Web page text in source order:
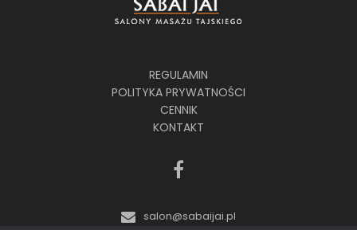
REGULAMIN
POLITYKA PRYWATNOŚCI
CENNIK
KONTAKT
salon@sabaijai.pl